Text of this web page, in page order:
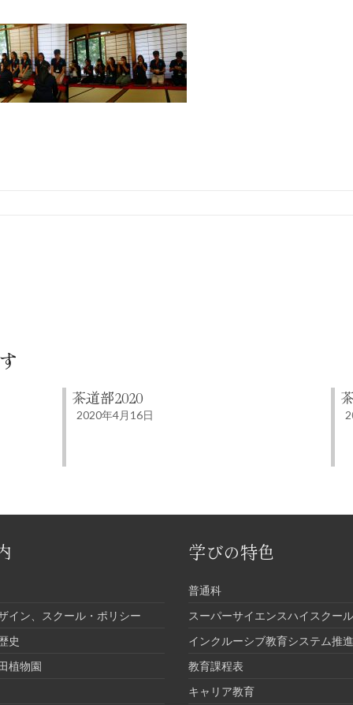
茶道部2020
2020年4月16日
イン、スクール・ポリシー
史
植物園
学びの特色
普通科
スーパーサイエンスハイスクール
インクルーシブ教育システム推
教育課程表
キャリア教育